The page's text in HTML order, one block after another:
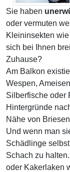
Sie haben
oder vermuten
Kleininsekten wie
sich bei Ihnen
Zuhause?
Am Balkon
Wespen,
Silberfische oder
Hintergründe
Nähe von
Und wenn man
Schädlinge
Schach zu
oder Kakerlaken